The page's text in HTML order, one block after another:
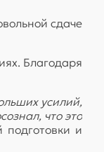
сдаче
Благодаря
усилий,
что это
подготовки и